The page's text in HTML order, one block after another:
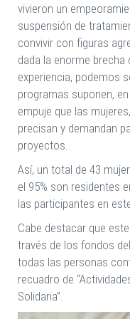
vivieron un
suspensión de
convivir con figuras
dada la enorme brecha
experiencia, podemos
programas suponen,
empuje que las
precisan y demandan
proyectos.
Así, un total de 43
el 95% son residentes
las participantes en
Cabe destacar que
través de los fondos
todas las personas
recuadro de
Solidaria”.